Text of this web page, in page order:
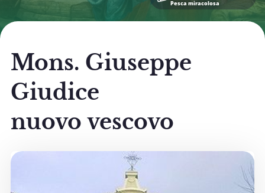
Pesca miracolosa
Mons. Giuseppe
Giudice
nuovo vescovo